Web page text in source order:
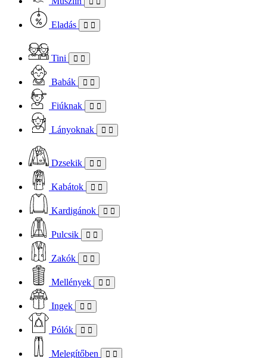
Eladás
Tini
Babák
Fiúknak
Lányoknak
Dzsekik
Kabátok
Kardigánok
Pulcsik
Zakók
Mellények
Ingek
Pólók
Melegítőben